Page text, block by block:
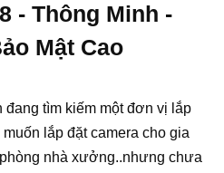
- Thông Minh -
Mật Cao
đang tìm kiếm một đơn vị lắp
lắp đặt camera cho gia
nhà xưởng..nhưng chưa